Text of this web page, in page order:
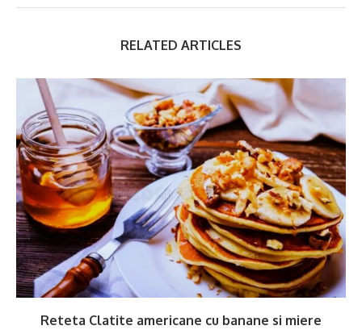
RELATED ARTICLES
Reteta Clatite americane cu banane si miere